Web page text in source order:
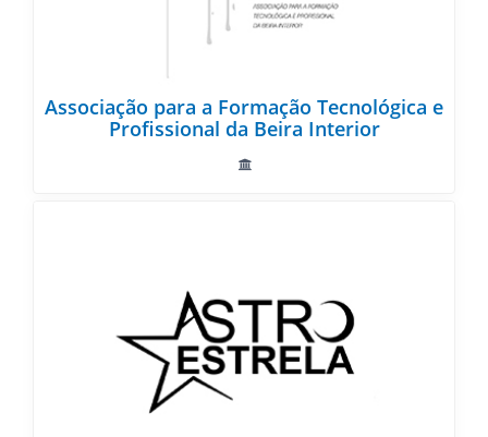
Associação para a Formação Tecnológica e
Profissional da Beira Interior